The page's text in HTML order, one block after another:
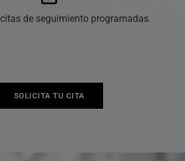
citas de seguimiento programadas.
SOLICITA TU CITA